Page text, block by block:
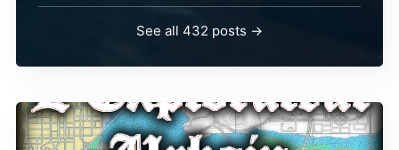
See all 432 posts →